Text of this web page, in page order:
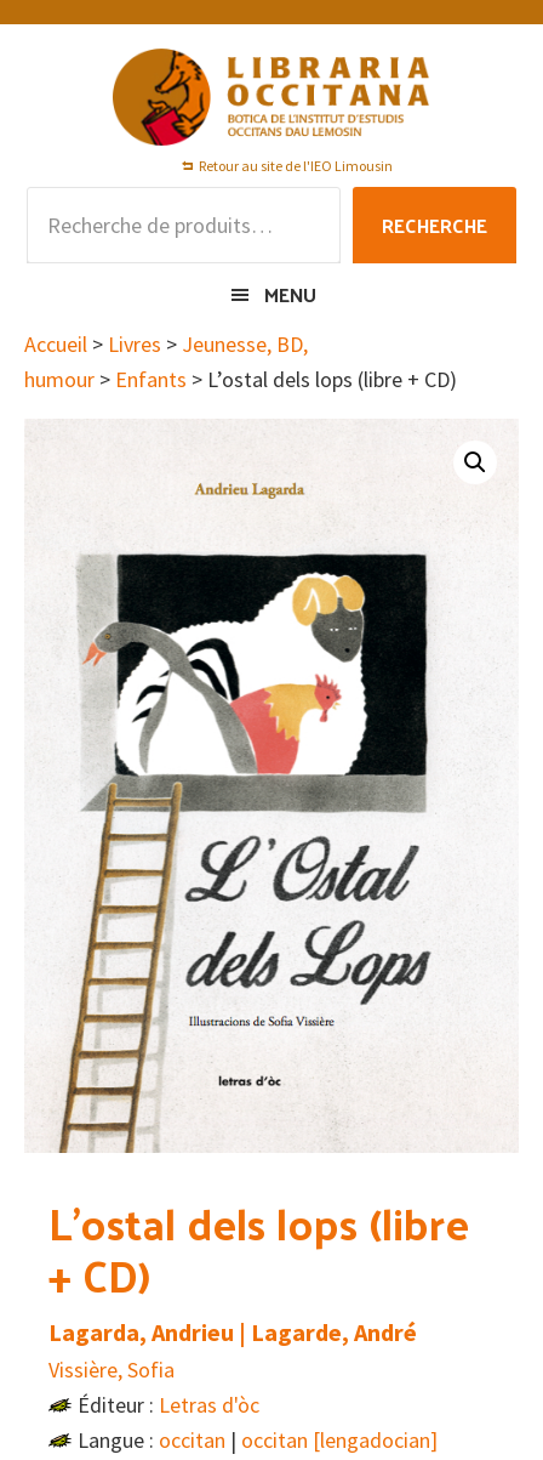
Passer
Passer
Passer
Retour au site de l'IEO Limousin
pour :
RECHERCHE
MENU
Accueil > Livres > Jeunesse, BD,
humour > Enfants > L’ostal dels lops (libre + CD)
L’ostal dels lops (libre
+ CD)
Lagarda, Andrieu | Lagarde, André
Vissière, Sofia
Éditeur : Letras d'òc
Langue : occitan | occitan [lengadocian]